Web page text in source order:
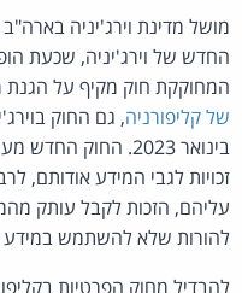
מושל מדינת וירג'יניה
החדש של וירג'יניה, שכעת
המחוקקת חוק מקיף על הגנת
של קליפורניה
בינואר 2023. החוק
זכויות לגבי המידע אודותם,
עליהם, הזכות לקבל עותק
להורות שלא להשתמש במידע
להבדיל מחוק הפרטיות